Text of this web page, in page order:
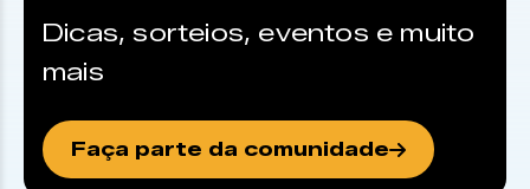
Dicas, sorteios, eventos e muito
mais
Faça parte da comunidade